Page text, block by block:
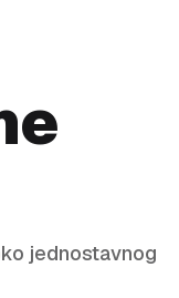
jednostavnog